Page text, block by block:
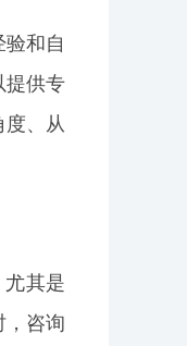
和自
提供专
、从
其是
咨询